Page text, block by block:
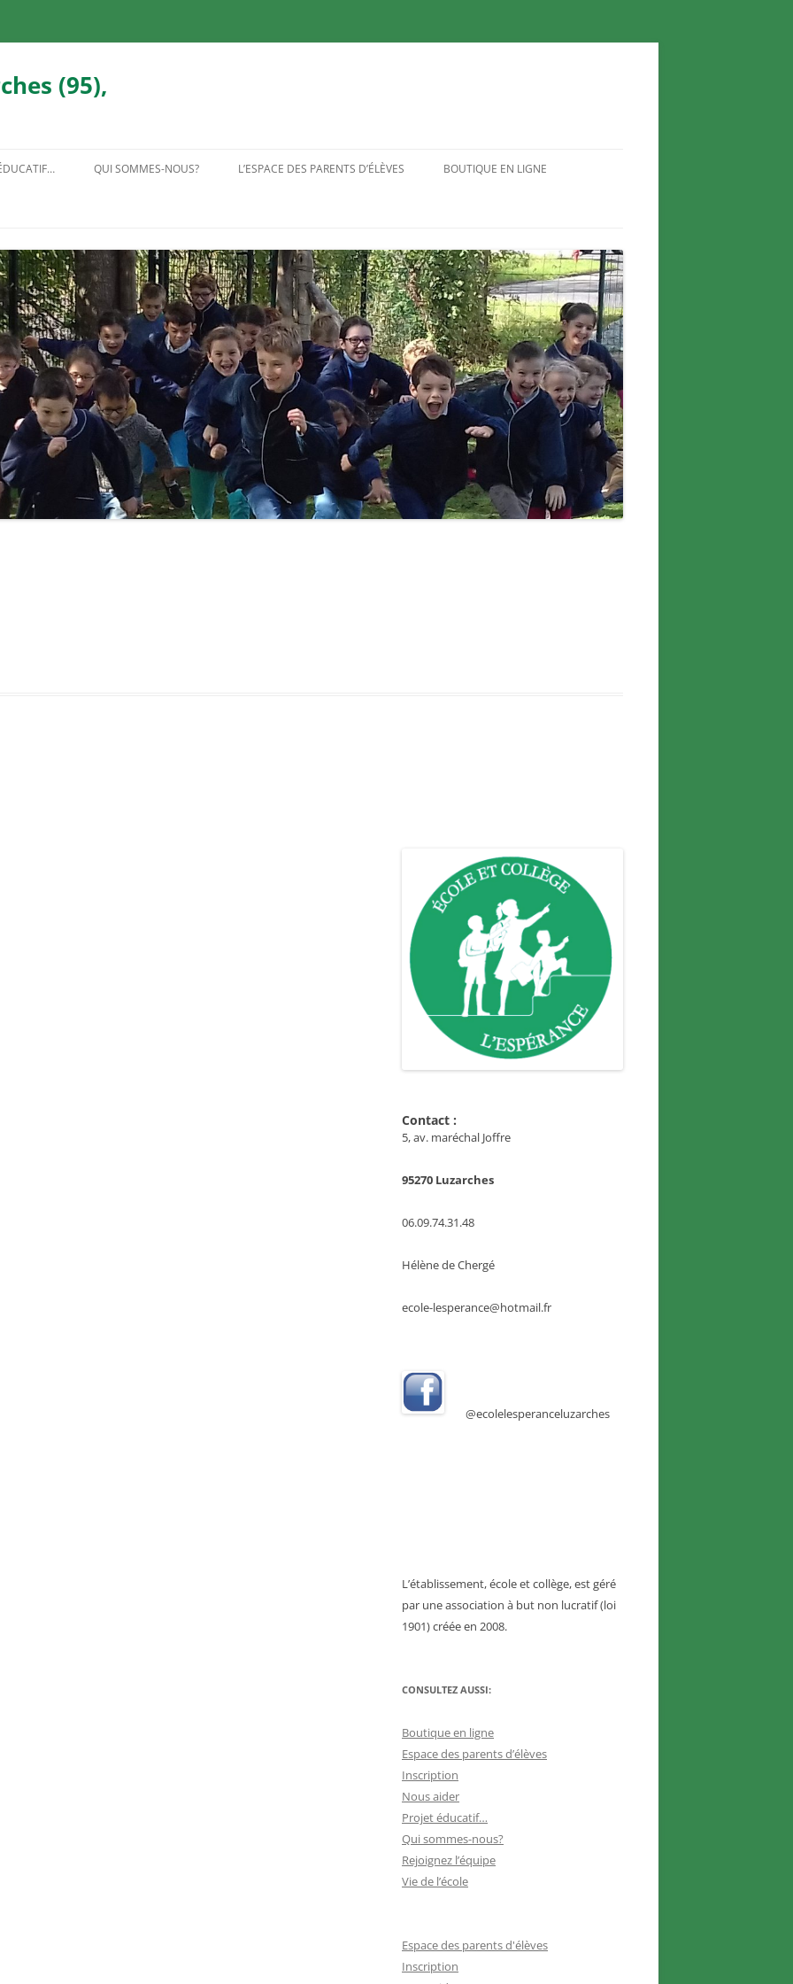
(95),
QUI SOMMES-NOUS? L’ESPACE DES PARENTS D’ÉLÈVES BOUTIQUE EN LIGNE
Contact :
5, av. maréchal Joffre
95270 Luzarches
06.09.74.31.48
Hélène de Chergé
ecole-lesperance@hotmail.fr
@ecolelesperanceluzarches
L’établissement, école et collège, est géré
par une association à but non lucratif (loi
1901) créée en 2008.
CONSULTEZ AUSSI:
Boutique en ligne
Espace des parents d’élèves
Inscription
Nous aider
Projet éducatif…
Qui sommes-nous?
Rejoignez l’équipe
Vie de l’école
Espace des parents d'élèves
Inscription